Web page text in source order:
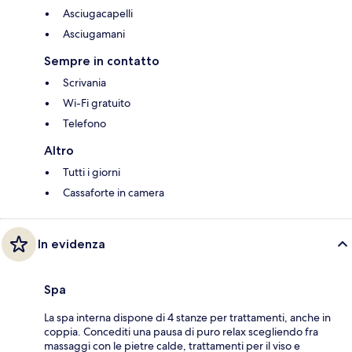
Asciugacapelli
Asciugamani
Sempre in contatto
Scrivania
Wi-Fi gratuito
Telefono
Altro
Tutti i giorni
Cassaforte in camera
In evidenza
Spa
La spa interna dispone di 4 stanze per trattamenti, anche in
coppia. Concediti una pausa di puro relax scegliendo fra
massaggi con le pietre calde, trattamenti per il viso e